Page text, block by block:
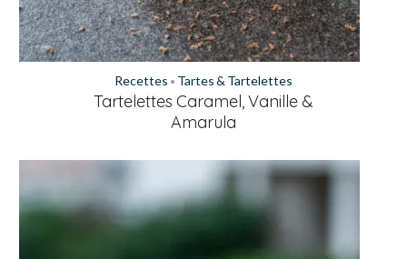
Recettes • Tartes & Tartelettes
Tartelettes Caramel, Vanille &
Amarula